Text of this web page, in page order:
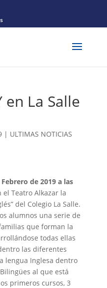
en La Salle
| ULTIMAS NOTICIAS
de 2019 a las
Teatro Alkazar la
del Colegio La Salle.
alumnos una serie de
que forman la
todas ellas
las diferentes
lengua Inglesa dentro
al que está
primeros cursos, 3